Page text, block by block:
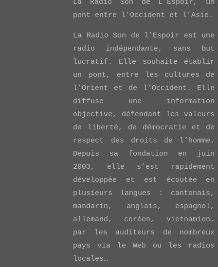
La Radio Son de L’Espoir, un
pont entre l’Occident et l’Asie.
La Radio Son de l’Espoir est une
radio indépendante, sans but
lucratif. Elle souhaite établir
un pont, entre les cultures de
l’Orient et de l’Occident. Elle
diffuse une information
objective, défendant les valeurs
de liberté, de démocratie et de
respect des droits de l’homme.
Depuis sa fondation en juin
2003, elle s’est rapidement
développée et est écoutée en
plusieurs langues : cantonais,
mandarin, anglais, espagnol,
allemand, coréen, vietnamien…
par les auditeurs de nombreux
pays via le Web ou les radios
locales…